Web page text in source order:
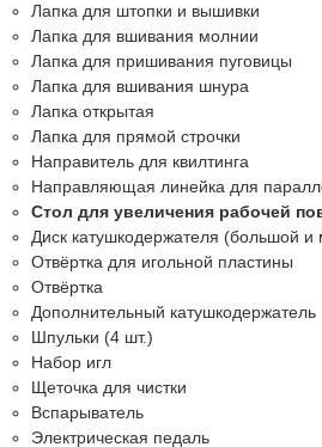
Лапка для штопки и вышивки
Лапка для вшивания молнии
Лапка для пришивания пуговицы
Лапка для вшивания шнура
Лапка открытая
Лапка для прямой строчки
Направитель для квилтинга
Направляющая линейка для
Стол для увеличения рабочей
Диск катушкодержателя (большой и
Отвёртка для игольной пластины
Отвёртка
Дополнительный катушкодержатель
Шпульки (4 шт.)
Набор игл
Щеточка для чистки
Вспарыватель
Электрическая педаль